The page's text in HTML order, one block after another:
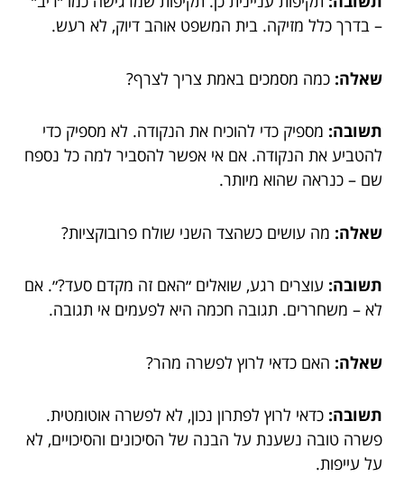
– בדרך כלל מזיקה. בית המשפט אוהב דיוק, לא רעש.
שאלה: כמה מסמכים באמת צריך לצרף?
תשובה: מספיק כדי להוכיח את הנקודה. לא מספיק כדי
להטביע את הנקודה. אם אי אפשר להסביר למה כל נספח
שם – כנראה שהוא מיותר.
שאלה: מה עושים כשהצד השני שולח פרובוקציות?
תשובה: עוצרים רגע, שואלים ״האם זה מקדם סעד?״. אם
לא – משחררים. תגובה חכמה היא לפעמים אי תגובה.
שאלה: האם כדאי לרוץ לפשרה מהר?
תשובה: כדאי לרוץ לפתרון נכון, לא לפשרה אוטומטית.
פשרה טובה נשענת על הבנה של הסיכונים והסיכויים, לא
על עייפות.